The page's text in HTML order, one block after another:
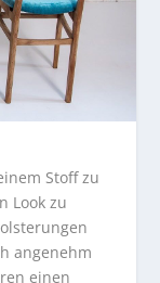
Stoff zu
Look zu
angenehm
einen